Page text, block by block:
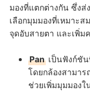
มองที่แตกต่างกัน ซึ่งส่
เลือกมุมมองที่เหมาะ
จุดอับสายตา และเพิ่ม
Pan เป็นฟังก์ชั
โดยกล้องสามา
ช่วยเพิ่มมุมมอง